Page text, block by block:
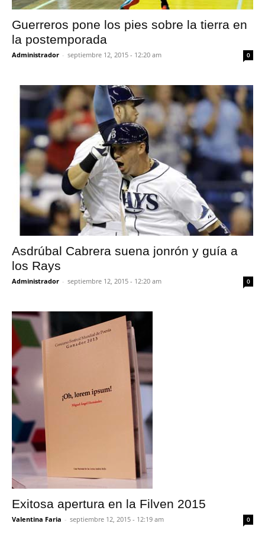
Guerreros pone los pies sobre la tierra en
la postemporada
Administrador - septiembre 12, 2015 - 12:20 am 0
Asdrúbal Cabrera suena jonrón y guía a
los Rays
Administrador - septiembre 12, 2015 - 12:20 am 0
Exitosa apertura en la Filven 2015
Valentina Faria - septiembre 12, 2015 - 12:19 am 0